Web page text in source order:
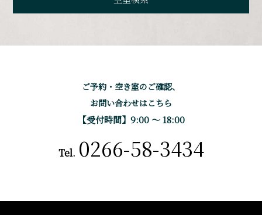
ご予約・空き室のご確認、
お問い合わせはこちら
【受付時間】9:00 〜 18:00
Tel. 0266-58-3434